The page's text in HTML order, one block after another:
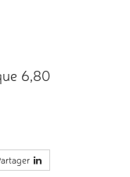
6,80